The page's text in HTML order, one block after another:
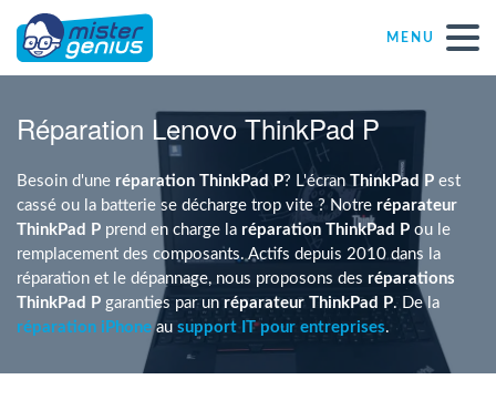
MENU
Réparations – Dépannages
Magasins informatiques toutes marques
Particulier
Indépendant
PME
Réparation Lenovo ThinkPad P
Besoin d'une réparation ThinkPad P? L'écran ThinkPad P est
cassé ou la batterie se décharge trop vite ? Notre réparateur
ThinkPad P prend en charge la réparation ThinkPad P ou le
remplacement des composants. Actifs depuis 2010 dans la
réparation et le dépannage, nous proposons des réparations
ThinkPad P garanties par un réparateur ThinkPad P. De la
réparation iPhoneau support IT pour entreprises.